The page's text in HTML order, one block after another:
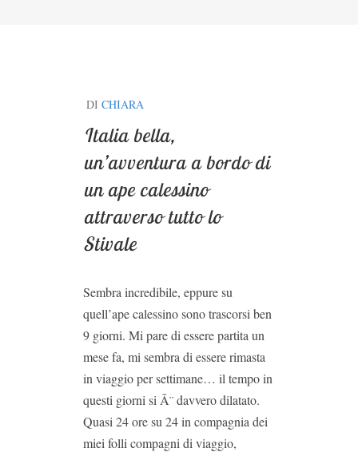
DI CHIARA
Italia bella,
un’avventura a bordo di
un ape calessino
attraverso tutto lo
Stivale
Sembra incredibile, eppure su
quell’ape calessino sono trascorsi ben
9 giorni. Mi pare di essere partita un
mese fa, mi sembra di essere rimasta
in viaggio per settimane… il tempo in
questi giorni si Ã¨ davvero dilatato.
Quasi 24 ore su 24 in compagnia dei
miei folli compagni di viaggio,